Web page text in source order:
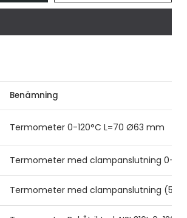
Benämning
Termometer 0-120°C L=70 Ø63 mm
Termometer med clampanslutning 0-
Termometer med clampanslutning